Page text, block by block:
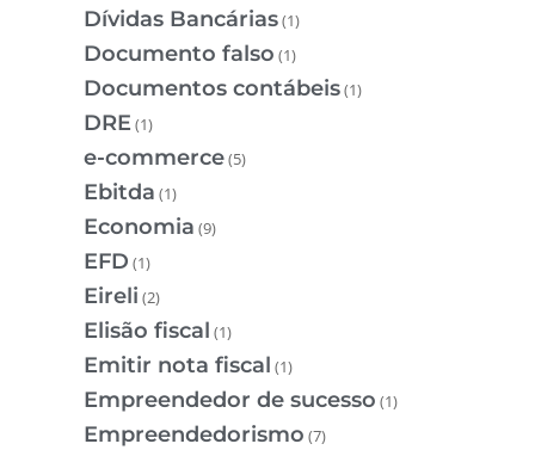
Dívidas Bancárias(1)
Documento falso (1)
Documentos contábeis(1)
DRE(1)
e-commerce(5)
Ebitda (1)
Economia (9)
EFD (1)
Eireli (2)
Elisão fiscal (1)
Emitir nota fiscal (1)
Empreendedor de sucesso (1)
Empreendedorismo (7)